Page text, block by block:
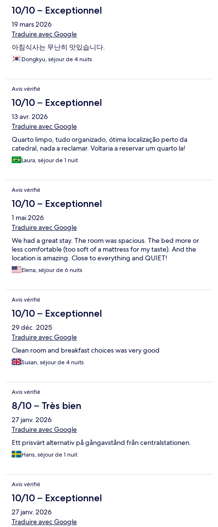
10/10 – Exceptionnel
19 mars 2026
Traduire avec Google
아침식사는 무난히 맛있습니다.
Dongkyu, séjour de 4 nuits
Avis vérifié
10/10 – Exceptionnel
13 avr. 2026
Traduire avec Google
Quarto limpo, tudo organizado, ótima localização perto da
catedral, nada a reclamar. Voltaria a reservar um quarto la!
Laura, séjour de 1 nuit
Avis vérifié
10/10 – Exceptionnel
1 mai 2026
Traduire avec Google
We had a great stay. The room was spacious. The bed more or
less comfortable (too soft of a mattress for my taste). And the
location is amazing. Close to everything and QUIET!
Elena, séjour de 6 nuits
Avis vérifié
10/10 – Exceptionnel
29 déc. 2025
Traduire avec Google
Clean room and breakfast choices was very good
Susan, séjour de 4 nuits
Avis vérifié
8/10 – Très bien
27 janv. 2026
Traduire avec Google
Ett prisvärt alternativ på gångavstånd från centralstationen.
Hans, séjour de 1 nuit
Avis vérifié
10/10 – Exceptionnel
27 janv. 2026
Traduire avec Google